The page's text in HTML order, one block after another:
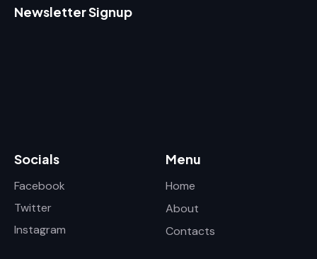
Newsletter Signup
Socials
Facebook
Twitter
Instagram
Menu
Home
About
Contacts